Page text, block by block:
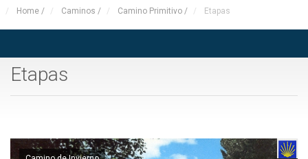
Home / Caminos / Camino Primitivo / Etapas
Etapas